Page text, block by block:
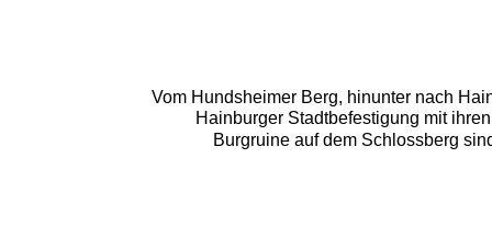
Vom Hundsheimer Berg, hinunter nach
Hainburger Stadtbefestigung mit
Burgruine auf dem Schlossberg